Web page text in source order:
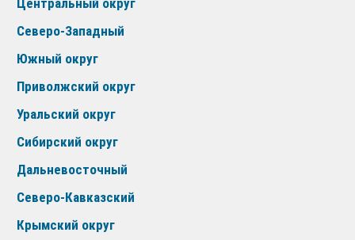
Северо-Западный
Южный округ
Приволжский округ
Уральский округ
Сибирский округ
Дальневосточный
Северо-Кавказский
Крымский округ